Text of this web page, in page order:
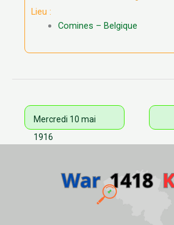
Lieu :
Comines – Belgique
Mercredi 10 mai
1916